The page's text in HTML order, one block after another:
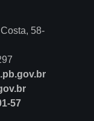
58-
57